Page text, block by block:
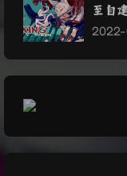
至自